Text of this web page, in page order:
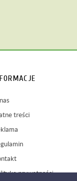
treści
prywatności